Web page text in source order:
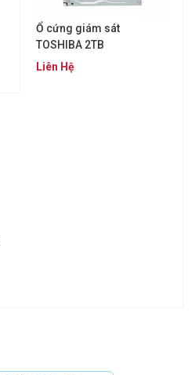
Ổ cứng giám sát
TOSHIBA 2TB
HDWT720UZSVA
Liên Hệ